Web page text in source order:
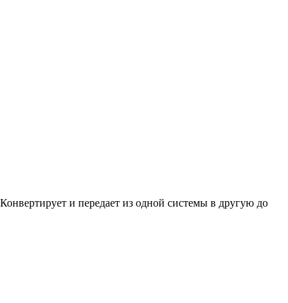
и передает из одной системы в другую до